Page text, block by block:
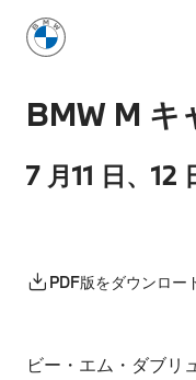
BMW M キ
7 月11 日、12
PDF版をダウンロー
ビー・エム・ダブリ